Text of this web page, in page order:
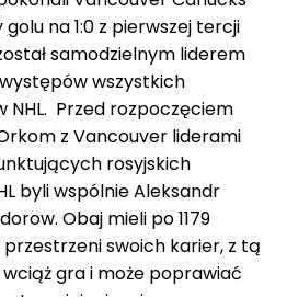
golu na 1:0 z pierwszej tercji
samodzielnym liderem
wszystkich
NHL. Przed rozpoczęciem
z Vancouver liderami
rosyjskich
byli wspólnie Aleksandr
Obaj mieli po 1179
swoich karier, z tą
wciąż gra i może poprawiać